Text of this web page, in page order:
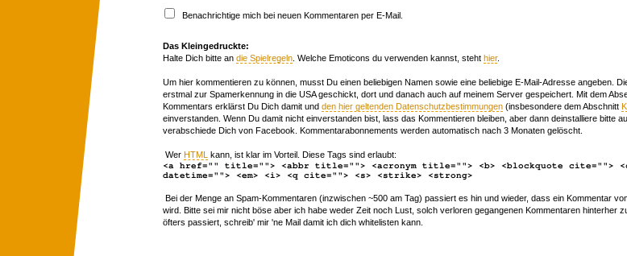
Benachrichtige mich bei neuen Kommentaren per E-Mail.
Das Kleingedruckte:
Halte Dich bitte an die Spielregeln . Welche Emoticons du verwenden kannst, steht hier.
Um hier kommentieren zu können, musst Du einen beliebigen Namen sowie eine beliebige E-Mail-Adresse angeben.
erstmal zur Spamerkennung in die USA geschickt, dort und danach auch auf meinem Server gespeichert. Mit dem
Kommentars erklärst Du Dich damit und den hier geltenden Datenschutzbestimmungen (insbesondere dem Abschnitt
einverstanden. Wenn Du damit nicht einverstanden bist, lass das Kommentieren bleiben, aber dann deinstalliere bitte
verabschiede Dich von Facebook. Kommentarabonnements werden automatisch nach 3 Monaten gelöscht.
Wer HTML kann, ist klar im Vorteil. Diese Tags sind erlaubt:
<a href="" title=""> <abbr title=""> <acronym title=""> <b> <blockquote cite="">
datetime=""> <em> <i> <q cite=""> <s> <strike> <strong>
Bei der Menge an Spam-Kommentaren (inzwischen ~500 am Tag) passiert es hin und wieder, dass ein Kommentar
wird. Bitte sei mir nicht böse aber ich habe weder Zeit noch Lust, solch verloren gegangenen Kommentaren hinterher
öfters passiert, schreib' mir 'ne Mail damit ich dich whitelisten kann.